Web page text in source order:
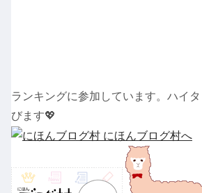
ランキングに参加しています。ハイ
びます💖